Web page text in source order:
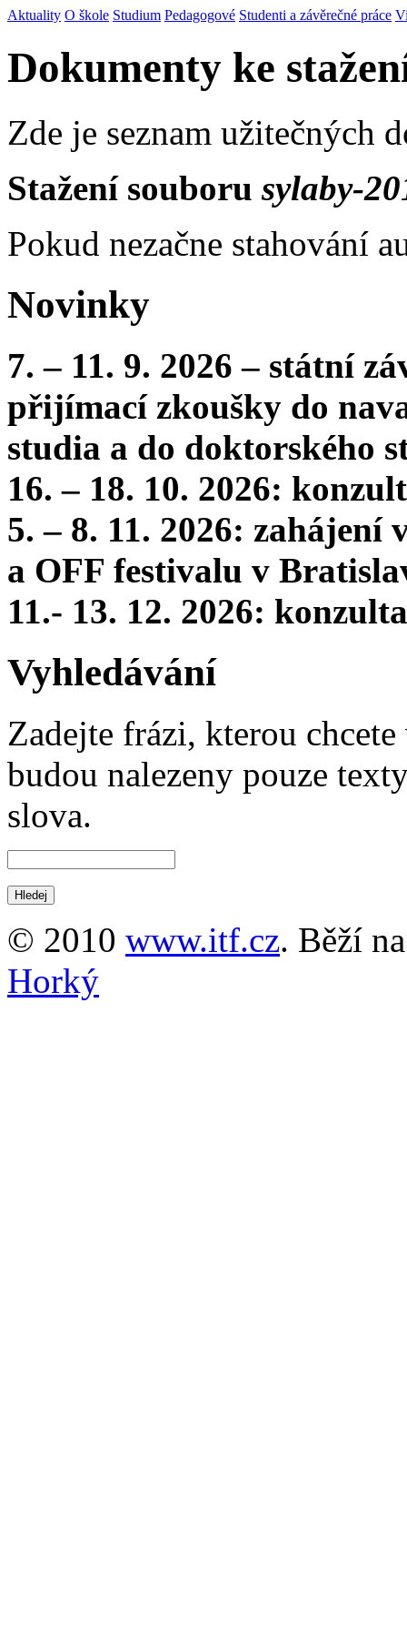
Aktuality O škole Studium Pedagogové Studenti a závěrečné práce
Dokumenty ke
Zde je seznam užitečných
Stažení souborusylaby-
Pokud nezačne stahování
Novinky
7. – 11. 9. 2026 – státní
přijímací zkoušky do
studia a do doktorského
16. – 18. 10. 2026:
5. – 8. 11. 2026:
a OFF festivalu v
11.- 13. 12. 2026:
Vyhledávání
Zadejte frázi, kterou
budou nalezeny pouze
slova.
© 2010 www.itf.cz. Běží
Horký